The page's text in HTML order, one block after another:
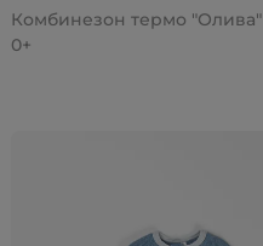
Комбинезон термо "Олива"
0+